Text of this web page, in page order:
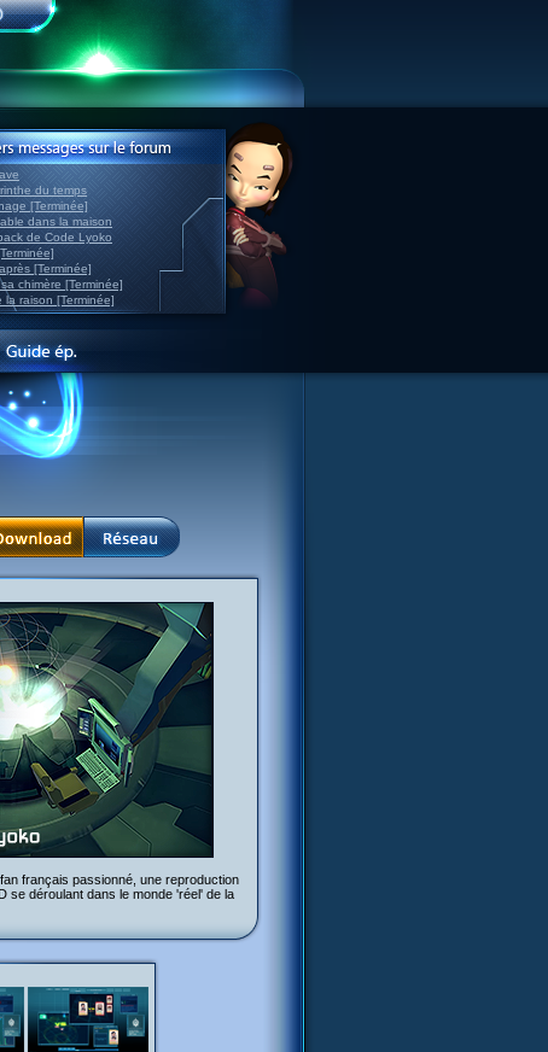
du temps
[Terminée]
dans la maison
de Code Lyoko
[Terminée]
chimère [Terminée]
la raison [Terminée]
français passionné, une reproduction
se déroulant dans le monde 'réel' de la